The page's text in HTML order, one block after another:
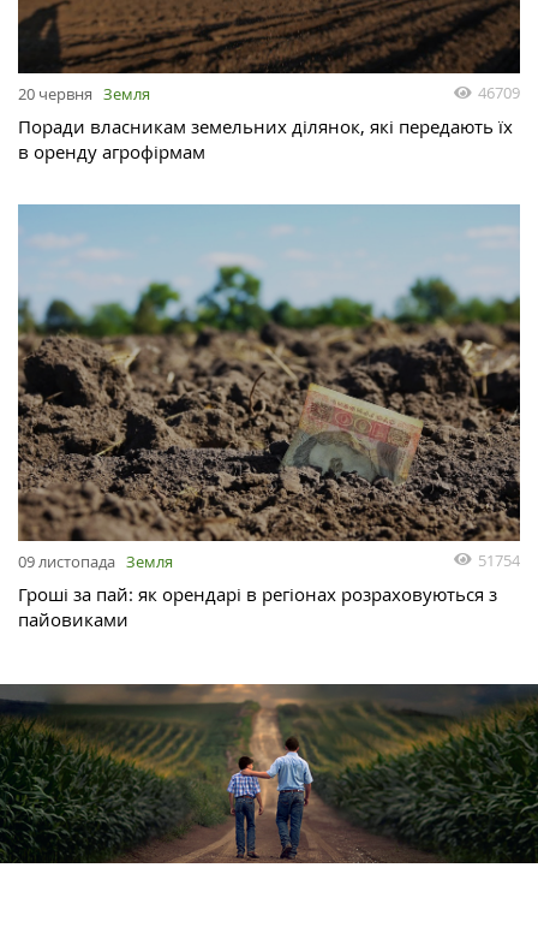
20 червня Земля 46709
Поради власникам земельних ділянок, які передають їх
в оренду агрофірмам
09 листопада Земля 51754
Гроші за пай: як орендарі в регіонах розраховуються з
пайовиками